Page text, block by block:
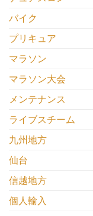
バイク
プリキュア
マラソン
マラソン大会
メンテナンス
ライブスチーム
九州地方
仙台
信越地方
個人輸入